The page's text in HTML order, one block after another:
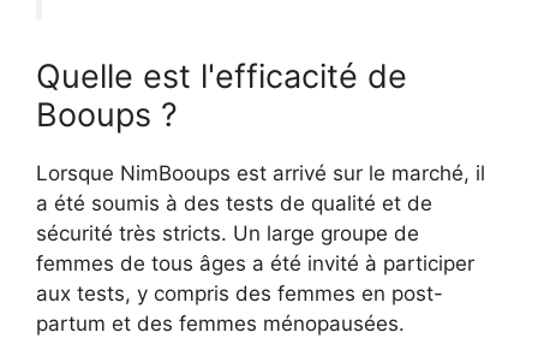
Quelle est l'efficacité de
Booups ?
Lorsque NimBooups est arrivé sur le marché, il
a été soumis à des tests de qualité et de
sécurité très stricts. Un large groupe de
femmes de tous âges a été invité à participer
aux tests, y compris des femmes en post-
partum et des femmes ménopausées.